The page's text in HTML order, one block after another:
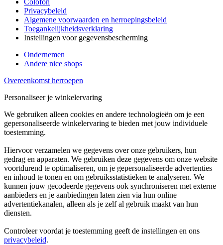
Colofon
Privacybeleid
Algemene voorwaarden en herroepingsbeleid
Toegankelijkheidsverklaring
Instellingen voor gegevensbescherming
Ondernemen
Andere nice shops
Overeenkomst herroepen
Personaliseer je winkelervaring
We gebruiken alleen cookies en andere technologieën om je een
gepersonaliseerde winkelervaring te bieden met jouw individuele
toestemming.
Hiervoor verzamelen we gegevens over onze gebruikers, hun
gedrag en apparaten. We gebruiken deze gegevens om onze website
voortdurend te optimaliseren, om je gepersonaliseerde advertenties
en inhoud te tonen en om gebruiksstatistieken te analyseren. We
kunnen jouw gecodeerde gegevens ook synchroniseren met externe
aanbieders en je aanbiedingen laten zien via hun online
advertentiekanalen, alleen als je zelf al gebruik maakt van hun
diensten.
Controleer voordat je toestemming geeft de instellingen en ons
privacybeleid.